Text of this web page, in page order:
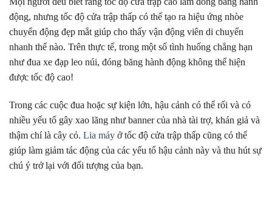
động, nhưng tốc độ cửa trập thấp có thể tạo ra hiệu ứng nhòe
chuyển động đẹp mắt giúp cho thấy vận động viên di chuyển
nhanh thế nào. Trên thực tế, trong một số tình huống chẳng hạn
như đua xe đạp leo núi, đóng băng hành động không thể hiện
được tốc độ cao!
Trong các cuộc đua hoặc sự kiện lớn, hậu cảnh có thể rối và có
nhiều yếu tố gây xao lãng như banner của nhà tài trợ, khán giả và
thậm chí là cây cỏ. Lia máy ở tốc độ cửa trập thấp cũng có thể
giúp làm giảm tác động của các yếu tố hậu cảnh này và thu hút sự
chú ý trở lại với đối tượng của bạn.